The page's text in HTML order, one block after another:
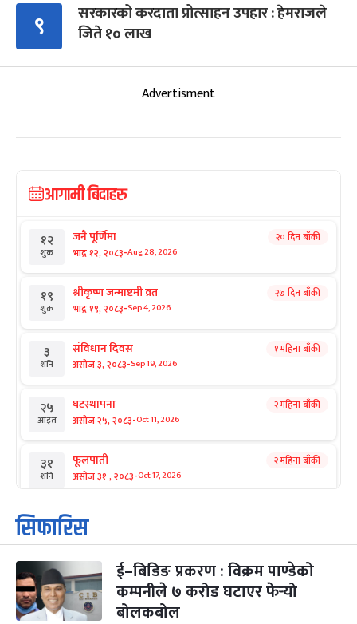
९
सरकारको करदाता प्रोत्साहन उपहार : हेमराजले
जिते १० लाख
Advertisment
आगामी बिदाहरु
१२
शुक्र
जनै पूर्णिमा
भाद्र १२, २०८३-Aug 28, 2026
२० दिन बाँकी
१९
शुक्र
श्रीकृष्ण जन्माष्टमी व्रत
भाद्र १९, २०८३-Sep 4, 2026
२७ दिन बाँकी
३
शनि
संविधान दिवस
असोज ३, २०८३-Sep 19, 2026
१ महिना बाँकी
२५
आइत
घटस्थापना
असोज २५, २०८३-Oct 11, 2026
२ महिना बाँकी
३१
शनि
फूलपाती
असोज ३१ , २०८३-Oct 17, 2026
२ महिना बाँकी
१
आइत
कार्तिक सङ्क्रान्ति
कार्तिक १, २०८३
३
मंगल
महानवमी
कार्तिक ३, २०८३-Oct 20, 2026
२ महिना बाँकी
सिफारिस
ई–बिडिङ प्रकरण : विक्रम पाण्डेको
कम्पनीले ७ करोड घटाएर फेर्‍यो
बोलकबोल